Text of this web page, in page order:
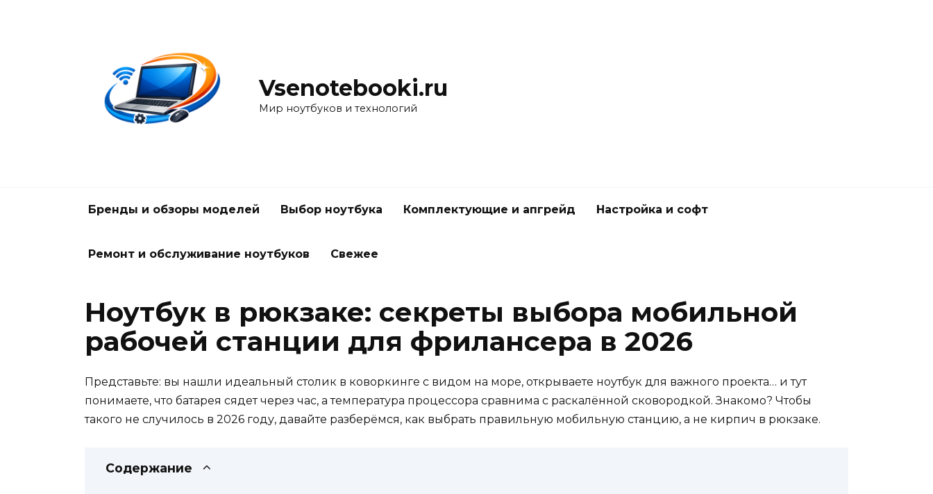
Vsenotebooki.ru
Мир ноутбуков и технологий
Бренды и обзоры моделей Выбор ноутбука Комплектующие и апгрейд Настройка и софт
Ремонт и обслуживание ноутбуков Свежее
Ноутбук в рюкзаке: секреты выбора мобильной
рабочей станции для фрилансера в 2026
Представьте: вы нашли идеальный столик в коворкинге с видом на море, открываете ноутбук для важного проекта… и тут
понимаете, что батарея сядет через час, а температура процессора сравнима с раскалённой сковородкой. Знакомо? Чтобы
такого не случилось в 2026 году, давайте разберёмся, как выбрать правильную мобильную станцию, а не кирпич в рюкзаке.
Содержание